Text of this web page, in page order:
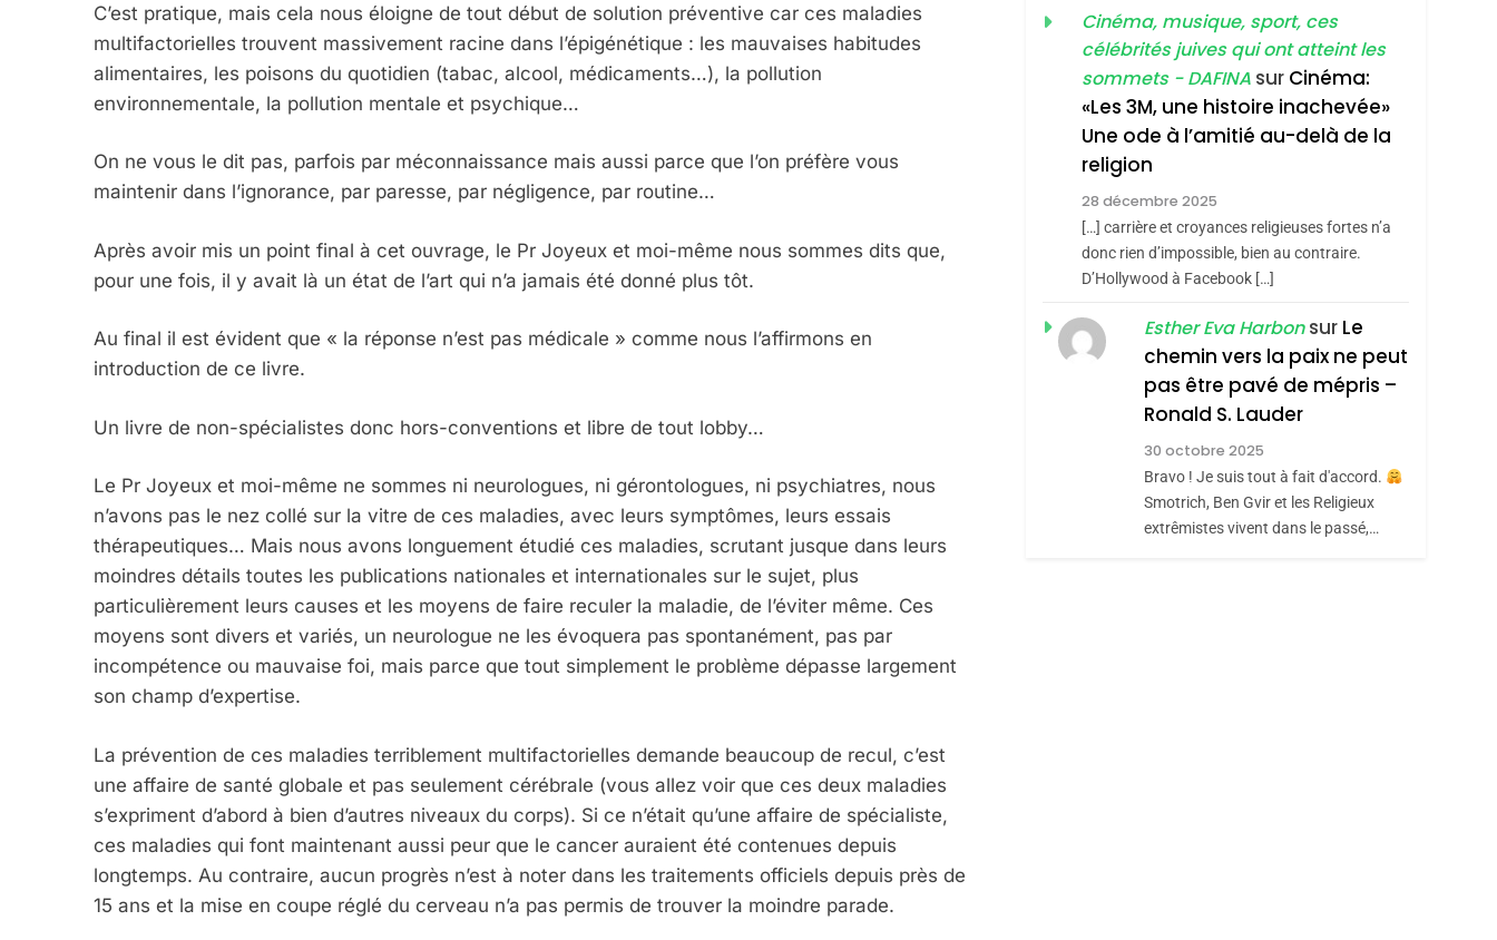
C’est pratique, mais cela nous éloigne de tout début de solution préventive car ces maladies
multifactorielles trouvent massivement racine dans l’épigénétique : les mauvaises habitudes
alimentaires, les poisons du quotidien (tabac, alcool, médicaments…), la pollution
environnementale, la pollution mentale et psychique…
On ne vous le dit pas, parfois par méconnaissance mais aussi parce que l’on préfère vous
maintenir dans l’ignorance, par paresse, par négligence, par routine…
Après avoir mis un point final à cet ouvrage, le Pr Joyeux et moi-même nous sommes dits que,
pour une fois, il y avait là un état de l’art qui n’a jamais été donné plus tôt.
Au final il est évident que « la réponse n’est pas médicale » comme nous l’affirmons en
introduction de ce livre.
Un livre de non-spécialistes donc hors-conventions et libre de tout lobby…
Le Pr Joyeux et moi-même ne sommes ni neurologues, ni gérontologues, ni psychiatres, nous
n’avons pas le nez collé sur la vitre de ces maladies, avec leurs symptômes, leurs essais
thérapeutiques… Mais nous avons longuement étudié ces maladies, scrutant jusque dans leurs
moindres détails toutes les publications nationales et internationales sur le sujet, plus
particulièrement leurs causes et les moyens de faire reculer la maladie, de l’éviter même. Ces
moyens sont divers et variés, un neurologue ne les évoquera pas spontanément, pas par
incompétence ou mauvaise foi, mais parce que tout simplement le problème dépasse largement
son champ d’expertise.
La prévention de ces maladies terriblement multifactorielles demande beaucoup de recul, c’est
une affaire de santé globale et pas seulement cérébrale (vous allez voir que ces deux maladies
s’expriment d’abord à bien d’autres niveaux du corps). Si ce n’était qu’une affaire de spécialiste,
ces maladies qui font maintenant aussi peur que le cancer auraient été contenues depuis
longtemps. Au contraire, aucun progrès n’est à noter dans les traitements officiels depuis près de
15 ans et la mise en coupe réglé du cerveau n’a pas permis de trouver la moindre parade.
Accords D’Isaac:
L’alliance Pourrait
S’étendre À 13 Pays
D’Amérique Latine
ISRAÉL JUDAISME
5
Meurtrière Selon Le
Rapport D’ADL
Contre
L’antisémitisme
FRANCE ISRAÉL
FIÈRE, DIGNE ET
RÉSILIENTE :
POURQUOI JE
REVENDIQUE MA
JUDAÏTE Par Thérèse
Zrihen-Dvir
ISRAÉL JUDAISME
CE QUI NOUS
MANQUE – Jacques
Hadida
JUDAISME
Maroc : Les Amandes
Cinéma, musique, sport, ces
célébrités juives qui ont atteint les
sommets - DAFINA sur Cinéma:
«Les 3M, une histoire inachevée»
Une ode à l’amitié au-delà de la
religion
28 décembre 2025
[…] carrière et croyances religieuses fortes n’a
donc rien d’impossible, bien au contraire.
D’Hollywood à Facebook […]
Esther Eva Harbonsur Le
chemin vers la paix ne peut
pas être pavé de mépris –
Ronald S. Lauder
30 octobre 2025
Bravo ! Je suis tout à fait d'accord.
Smotrich, Ben Gvir et les Religieux
extrêmistes vivent dans le passé,…